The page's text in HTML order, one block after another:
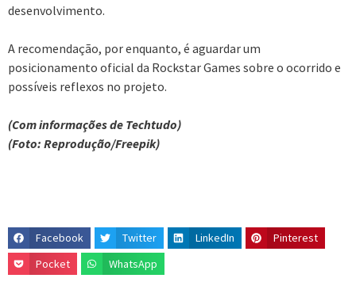
desenvolvimento.
A recomendação, por enquanto, é aguardar um
posicionamento oficial da Rockstar Games sobre o ocorrido e
possíveis reflexos no projeto.
(Com informações de Techtudo)
(Foto: Reprodução/Freepik)
Facebook Twitter LinkedIn
Pinterest
Pocket
WhatsApp